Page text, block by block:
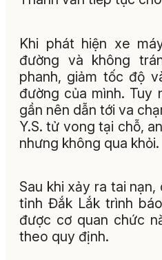
Khi phát hiện xe
đường và không
phanh, giảm tốc độ
đường của mình. Tuy
gần nên dẫn tới va
Y.S. tử vong tại chỗ,
nhưng không qua khỏi.
Sau khi xảy ra tai
tỉnh Đắk Lắk trình
được cơ quan chức
theo quy định.